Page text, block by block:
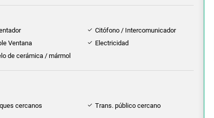
Citófono / Intercomunicador
Ventana
Electricidad
de cerámica / mármol
cercanos Trans. público cercano